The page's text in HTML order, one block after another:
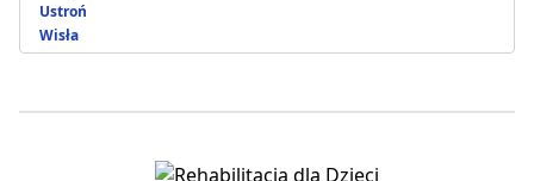
Ustroń
Wisła